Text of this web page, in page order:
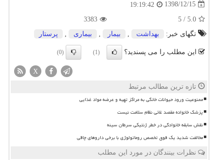
1398/12/15
19:19:42
5.0
/
5
3383
تگهای خبر:
بهداشت بیمار بیماری پرستار
این مطلب را می پسندید؟ (1)
(0)
X
تازه ترین مطالب مرتبط
ممنوعیت ورود حیوانات خانگی به مراکز تهیه و عرضه مواد غذایی
پزشک خانواده مقصد غائی نظام سلامت نیست
نقش سابقه خانوادگی در خطر ژنتیکی سرطان سینه
مخالفت شدید یک فوق تخصص روماتولوژی با برخی داروهای چاقی
نظرات بینندگان در مورد این مطلب